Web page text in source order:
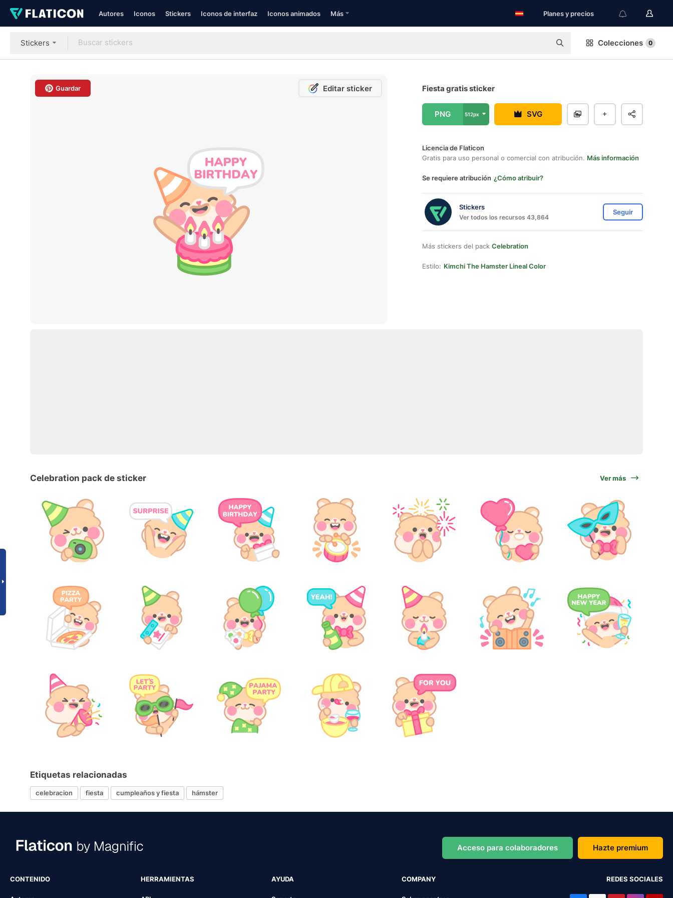
Autores Iconos Stickers Iconos de interfaz Iconos animados Más Planes y precios
Stickers Colecciones 0
Guardar Editar sticker Fiesta gratis sticker
PNG 512px SVG
Licencia de Flaticon
Gratis para uso personal o comercial con atribución. Más información
Se requiere atribución ¿Cómo atribuir?
Stickers
Ver todos los recursos 43,864
Seguir
Más stickers del pack Celebration
Estilo: Kimchi The Hamster Lineal Color
Celebration pack de sticker Ver más
Etiquetas relacionadas
celebracion fiesta cumpleaños y fiesta hámster
Acceso para colaboradores Hazte premium
CONTENIDO HERRAMIENTAS AYUDA COMPANY REDES SOCIALES